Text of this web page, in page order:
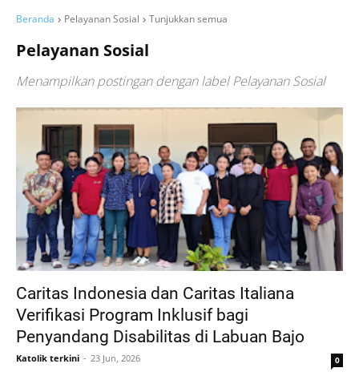
Beranda Pelayanan Sosial Tunjukkan semua
Pelayanan Sosial
Menampilkan postingan dengan labelPelayanan Sosial
Caritas Indonesia dan Caritas Italiana
Verifikasi Program Inklusif bagi
Penyandang Disabilitas di Labuan Bajo
Katolik terkini 23 Jun, 2026 0